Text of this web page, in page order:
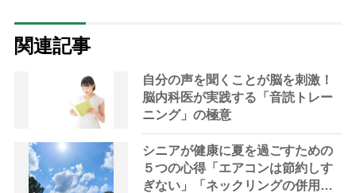
関連記事
自分の声を聞くことが脳を刺激！
脳内科医が実践する「音読トレー
ニング」の極意
シニアが健康に夏を過ごすための
５つの心得「エアコンは節約しす
ぎない」「ネックリングの併用で